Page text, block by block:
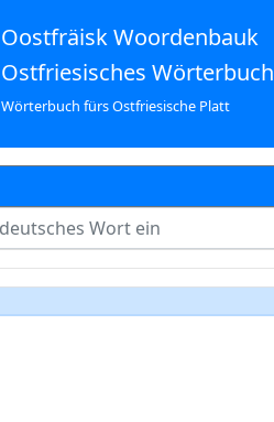
Oostfräisk Woordenbauk
Ostfriesisches Wörterbuch
Wörterbuch fürs Ostfriesische Platt